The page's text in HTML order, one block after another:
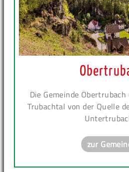
Die Gemeinde
Trubachtal von der Quelle
zur